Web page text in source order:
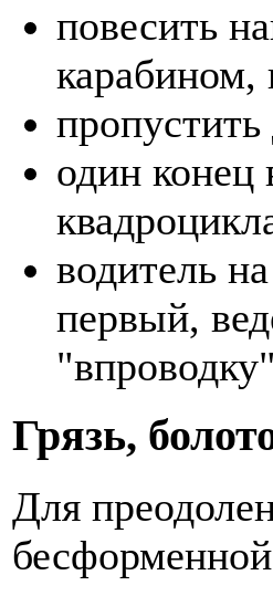
повесить
карабином,
один конец
водитель
первый,
Грязь,
Для